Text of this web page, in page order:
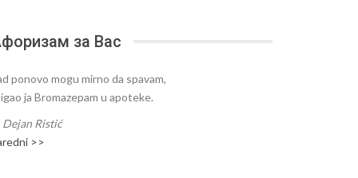
за Вас
ponovo mogu mirno da spavam,
ja Bromazepam u apoteke.
Dejan Ristić
>>